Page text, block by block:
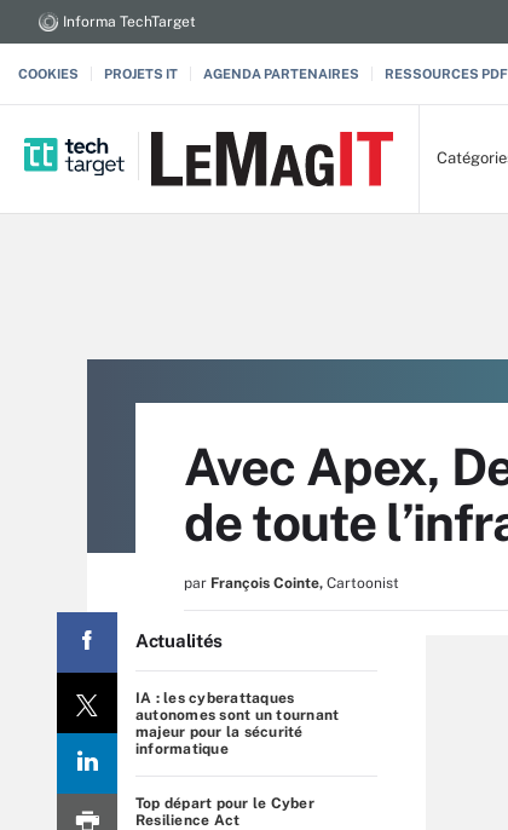
Informa TechTarget
COOKIES PROJETS IT AGENDA PARTENAIRES RESSOURCES PDF
Avec Apex,
de toute
par François Cointe, Cartoonist
Actualités
IA : les cyberattaques
autonomes sont un tournant
majeur pour la sécurité
informatique
Top départ pour le Cyber
Resilience Act